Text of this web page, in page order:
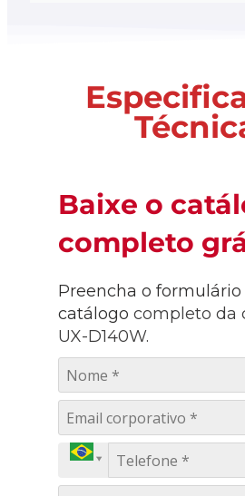
Baixe o
completo
Preencha o
catálogo completo da
UX-D140W.